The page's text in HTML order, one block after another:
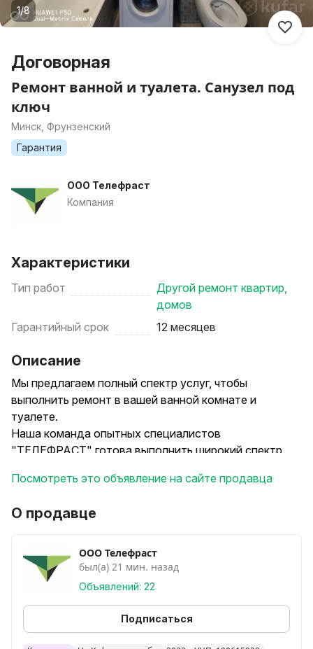
1/8
Договорная
Ремонт ванной и туалета. Санузел под
ключ
Минск, Фрунзенский
Гарантия
ООО Телефраст
Компания
Характеристики
Тип работ
Другой ремонт квартир,
домов
Гарантийный срок
12 месяцев
Описание
Мы предлагаем полный спектр услуг, чтобы
выполнить ремонт в вашей ванной комнате и
туалете.
Наша команда опытных специалистов
"ТЕЛЕФРАСТ" готова выполнить широкий спектр
- укладка плитки;
- монтаж душевых кабин, ванн и мебели;
- ремонт и замена водопровода, канализации и
систем отопления.
Мы также предлагаем ремонт ванных комнат и
санузлов «под ключ», чтобы сделать процесс
максимально удобным для вас. Вы можете
Посмотреть это объявление на сайте продавца
О продавце
ООО Телефраст
был(а) 21 мин. назад
Объявлений: 22
Подписаться